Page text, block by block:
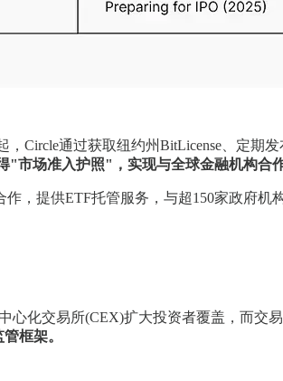
Circle通过获取纽约州BitLicense、定期
市场准入护照"，实现与全球金融机构合
，提供ETF托管服务，与超150家政府机
心化交易所(CEX)扩大投资者覆盖，而交
框架。